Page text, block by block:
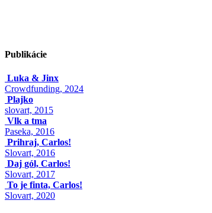
Publikácie
Luka & Jinx
Crowdfunding, 2024
Plajko
slovart, 2015
Vlk a tma
Paseka, 2016
Prihraj, Carlos!
Slovart, 2016
Daj gól, Carlos!
Slovart, 2017
To je finta, Carlos!
Slovart, 2020